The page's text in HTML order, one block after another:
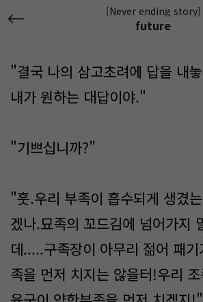
[Never ending story]
future
"결국 나의 삼고초려에 답을 내
내가 원하는 대답이야."
"기쁘십니까?"
"훗.우리 부족이 흡수되게 생겼
겠나.묘족의 꼬드김에 넘어가지
데.....구족장이 아무리 젊어 패
족을 먼저 치지는 않을터!우리